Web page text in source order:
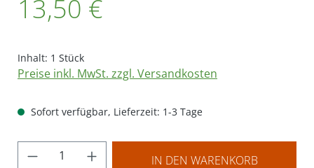
13,50 €
Inhalt: 1 Stück
Preise inkl. MwSt. zzgl. Versandkosten
Sofort verfügbar, Lieferzeit: 1-3 Tage
Produkt Anzahl: Gib den gewünschten
IN DEN WARENKORB